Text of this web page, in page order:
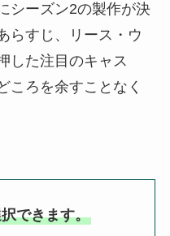
シーズン2の製作が決
らすじ、リース・ウ
した注目のキャス
ころを余すことなく
できます。